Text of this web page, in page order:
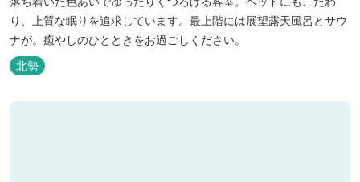
り、上質な眠りを追求しています。最上階には展望露天風呂とサウ
ナが。癒やしのひとときをお過ごしください。
北勢